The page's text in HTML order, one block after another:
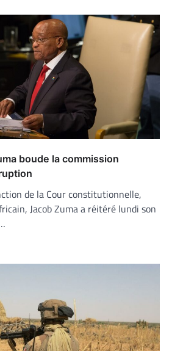
boude la commission
de la Cour constitutionnelle,
Jacob Zuma a réitéré lundi son